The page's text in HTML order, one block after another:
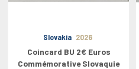
Slovakia 2026
Coincard BU 2€ Euros
Commémorative Slovaquie